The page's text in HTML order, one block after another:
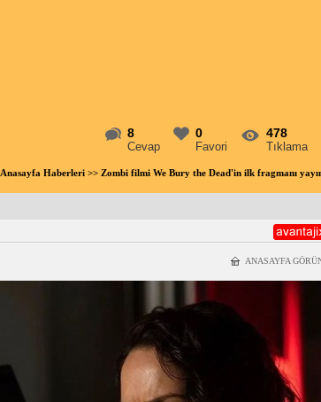
8
Cevap
0
Favori
478
Tıklama
Anasayfa Haberleri>> Zombi filmi We Bury the Dead'in ilk fragmanı
ANASAYFA